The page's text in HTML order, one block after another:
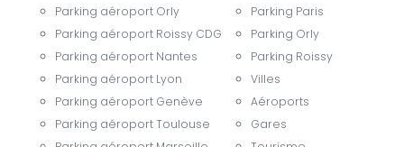
Parking aéroport Orly
Parking aéroport Roissy CDG
Parking aéroport Nantes
Parking aéroport Lyon
Parking aéroport Genève
Parking aéroport Toulouse
Parking Paris
Parking Orly
Parking Roissy
Villes
Aéroports
Gares